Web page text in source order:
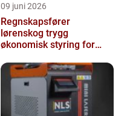
09 juni 2026
Regnskapsfører
lørenskog trygg
økonomisk styring for
bedrifter